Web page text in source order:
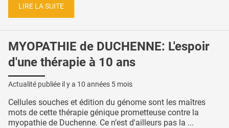
LIRE LA SUITE
MYOPATHIE de DUCHENNE: L'espoir
d'une thérapie à 10 ans
Actualité publiée il y a 10 années 5 mois
Cellules souches et édition du génome sont les maîtres
mots de cette thérapie génique prometteuse contre la
myopathie de Duchenne. Ce n’est d'ailleurs pas la ...